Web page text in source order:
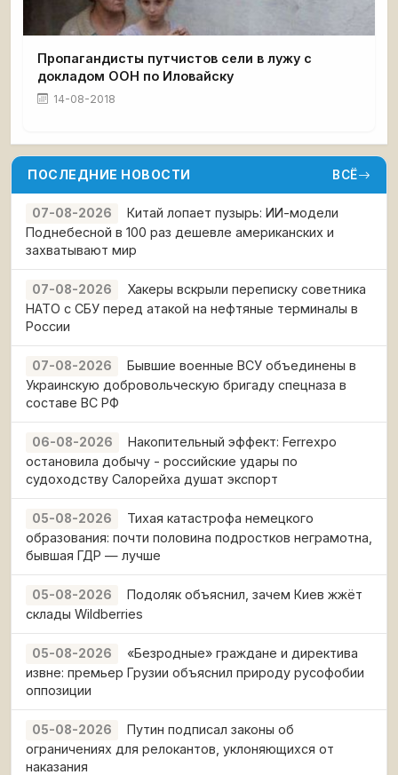
Пропагандисты путчистов сели в лужу с
докладом ООН по Иловайску
14-08-2018
ПОСЛЕДНИЕ НОВОСТИ ВСЁ
07-08-2026
Китай лопает пузырь: ИИ-модели
Поднебесной в 100 раз дешевле американских и
захватывают мир
07-08-2026
Хакеры вскрыли переписку советника
НАТО с СБУ перед атакой на нефтяные терминалы в
России
07-08-2026
Бывшие военные ВСУ объединены в
Украинскую добровольческую бригаду спецназа в
составе ВС РФ
06-08-2026
Накопительный эффект: Ferrexpo
остановила добычу - российские удары по
судоходству Салорейха душат экспорт
05-08-2026
Тихая катастрофа немецкого
образования: почти половина подростков неграмотна,
бывшая ГДР — лучше
05-08-2026
Подоляк объяснил, зачем Киев жжёт
склады Wildberries
05-08-2026
«Безродные» граждане и директива
извне: премьер Грузии объяснил природу русофобии
оппозиции
05-08-2026
Путин подписал законы об
ограничениях для релокантов, уклоняющихся от
наказания